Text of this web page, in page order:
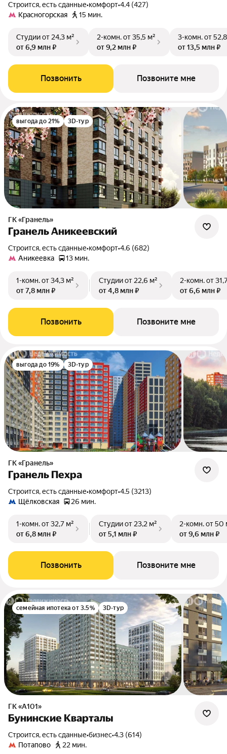
Строится, есть сданные•комфорт•4.4 (427)
Красногорская
15 мин.
Студииот 24,3 м²
от 6,9 млн ₽
2-комн.от 35,5 м²
от 9,2 млн ₽
3-комн.от
от 13,5 млн ₽
Позвонить Позвоните мне
выгода до 21% 3D-тур
ГК «Гранель»
Гранель Аникеевский
Строится, есть сданные•комфорт•4.6 (682)
Аникеевка
13 мин.
1-комн.от 34,3 м²
от 7,8 млн ₽
Студииот 22,6 м²
от 4,8 млн ₽
2-комн.от
от 6,6 млн ₽
Позвонить Позвоните мне
выгода до 19% 3D-тур
ГК «Гранель»
Гранель Пехра
Строится, есть сданные•комфорт•4.5 (3213)
Щёлковская
26 мин.
1-комн.от 32,7 м²
от 6,8 млн ₽
Студииот 23,2 м²
от 5,1 млн ₽
2-комн.от 50
от 9,6 млн ₽
Позвонить Позвоните мне
семейная ипотека от 3.5% 3D-тур
ГК «А101»
Бунинские Кварталы
Строится, есть сданные•бизнес•4.3 (614)
Потапово
22 мин.